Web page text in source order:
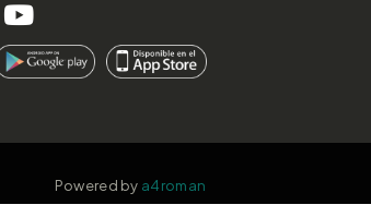
Powered by a4roman